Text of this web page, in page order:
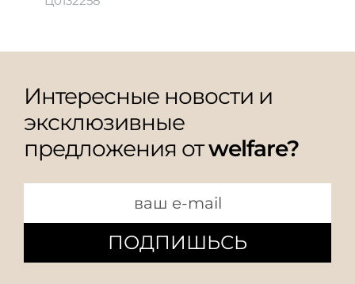
Интересные новости и
эксклюзивные
предложения отwelfare?
ПОДПИШЬСЬ